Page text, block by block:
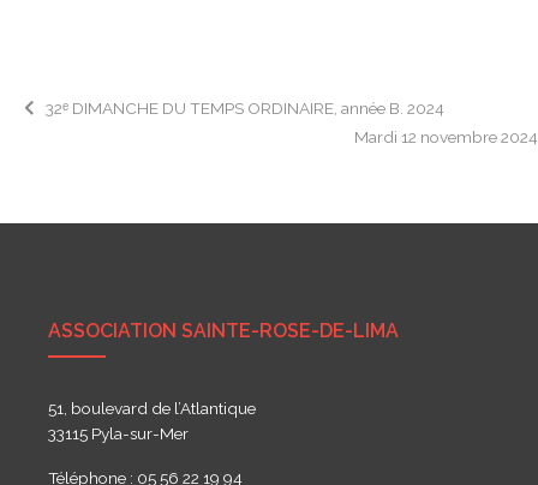
Navigation
l’article
32ᵉ DIMANCHE DU TEMPS ORDINAIRE, année B. 2024
Mardi 12 novembre
ASSOCIATION SAINTE-ROSE-DE-LIMA
51, boulevard de l’Atlantique
33115 Pyla-sur-Mer
Téléphone : 05 56 22 19 94